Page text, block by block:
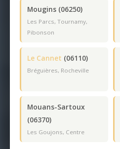
Mougins (06250)
Les Parcs, Tournamy,
Pibonson
Le Cannet (06110)
Bréguières, Rocheville
Mouans-Sartoux
(06370)
Les Goujons, Centre